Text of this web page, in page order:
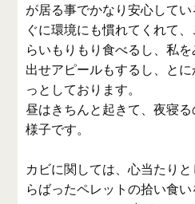
が居る事でかなり安心して
ぐに環境にも慣れてくれて
らいもりもり食べるし、私
出せアピールもするし、と
っとしております。
昼はきちんと起きて、夜寝
様子です。
カビに関しては、心当たり
らばったペレットの拾い食